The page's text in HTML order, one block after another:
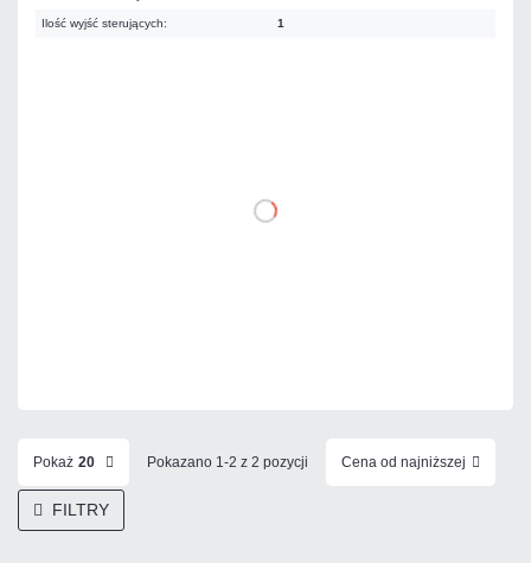
Ilość wyjść sterujących: 1
DO KOSZYKA
Pokaż 20 Pokazano 1-2 z 2 pozycji Cena od najniższej
FILTRY